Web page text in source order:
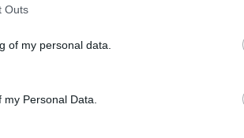
Outs
of my personal data.
Personal Data.
amžiaus dirbančiųjų
– priekabiavimas, patyčios ir